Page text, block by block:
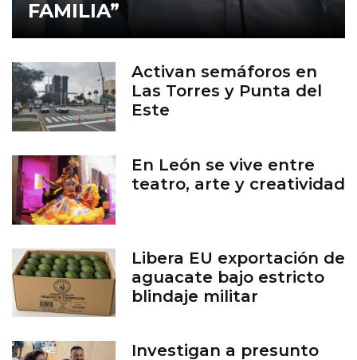
FAMILIA”
Activan semáforos en
Las Torres y Punta del
Este
En León se vive entre
teatro, arte y creatividad
Libera EU exportación de
aguacate bajo estricto
blindaje militar
Investigan a presunto